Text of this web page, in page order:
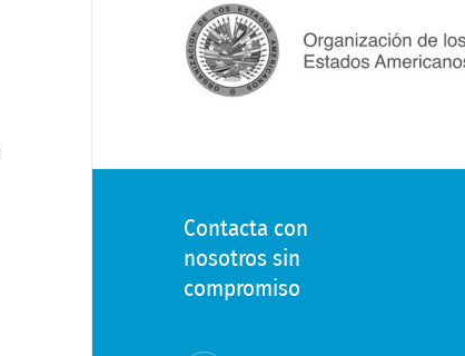
Contacta con
nosotros sin
compromiso